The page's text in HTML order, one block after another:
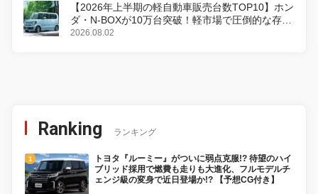
【2026年上半期の軽自動車販売台数TOP10】ホン
ダ・N-BOXが10万台突破！軽市場で圧倒的な存在
感
2026.08.02
Ranking ランキング
トヨタ『ルーミー』がついに弱点克服!? 待望のハイ
ブリッド採用で燃費も走りも大進化、フルモデルチ
ェンジ級の変身で近日登場か!? 【予想CG付き】